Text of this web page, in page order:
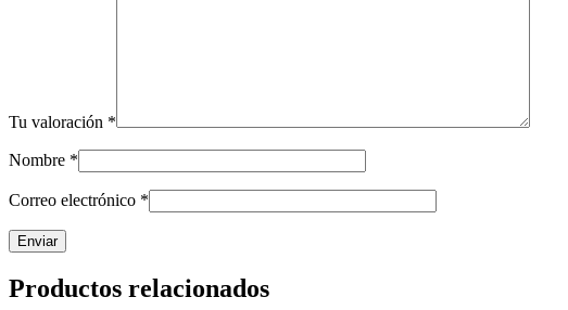
Tu valoración *
Nombre *
Correo electrónico *
Productos relacionados